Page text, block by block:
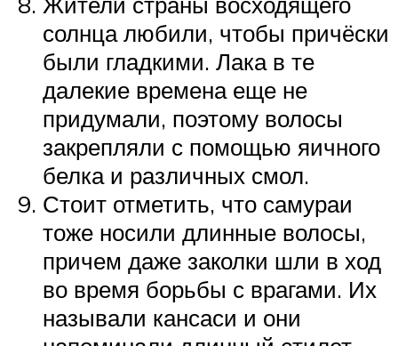
солнца любили, чтобы причёски
были гладкими. Лака в те
далекие времена еще не
придумали, поэтому волосы
закрепляли с помощью яичного
белка и различных смол.
Стоит отметить, что самураи
тоже носили длинные волосы,
причем даже заколки шли в ход
во время борьбы с врагами. Их
называли кансаси и они